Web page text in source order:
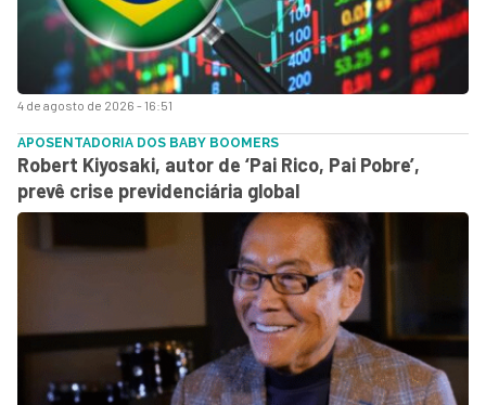
4 de agosto de 2026 - 16:51
APOSENTADORIA DOS BABY BOOMERS
Robert Kiyosaki, autor de ‘Pai Rico, Pai Pobre’,
prevê crise previdenciária global